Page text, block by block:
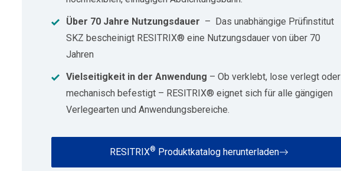
Über 70 Jahre Nutzungsdauer – Das unabhängige Prüfinstitut
SKZ bescheinigt RESITRIX® eine Nutzungsdauer von über 70
Jahren
Vielseitigkeit in der Anwendung – Ob verklebt, lose verlegt oder
mechanisch befestigt – RESITRIX® eignet sich für alle gängigen
Verlegearten und Anwendungsbereiche.
RESITRIX® Produktkatalog herunterladen